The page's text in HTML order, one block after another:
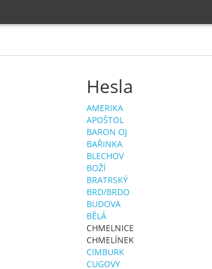
Hesla
AMERIKA
APOŠTOL
BARON OJ
BAŘINKA
BLECHOV
BOŽÍ
BRATRSKÝ
BRD/BRDO
BUDOVA
BĚLÁ
CHMELNICE
CHMELÍNEK
CIMBURK
CUGOVY